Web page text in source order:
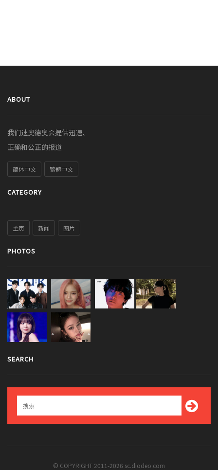
ABOUT
我们迪奥德奥会提供迅速、
正确和公正的报道
简体中文 繁體中文
CATEGORY
主页 新闻 图片
PHOTOS
SEARCH
© COPYRIGHT 2011-2026 sc.diodeo.com